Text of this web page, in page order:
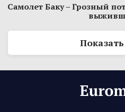
Самолет Баку – Грозный